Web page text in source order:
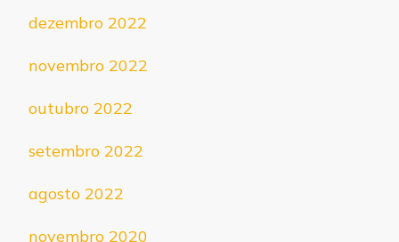
dezembro 2022
novembro 2022
outubro 2022
setembro 2022
agosto 2022
novembro 2020